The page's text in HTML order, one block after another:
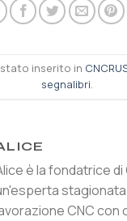
inserito in
segnalibri.
è la fondatrice di
CNC con